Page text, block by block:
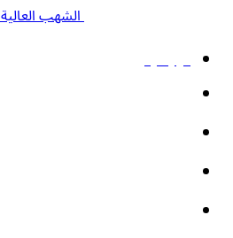
الشهب العالية
الرئيسية